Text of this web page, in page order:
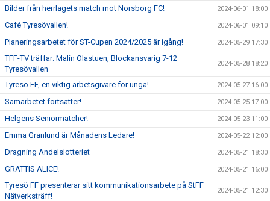
Bilder från herrlagets match mot Norsborg FC! 2024-06-01 18:00
Café Tyresövallen! 2024-06-01 09:10
Planeringsarbetet för ST-Cupen 2024/2025 är igång! 2024-05-29 17:30
TFF-TV träffar: Malin Olastuen, Blockansvarig 7-12
Tyresövallen
2024-05-28 18:20
Tyresö FF, en viktig arbetsgivare för unga! 2024-05-27 16:00
Samarbetet fortsätter! 2024-05-25 17:00
Helgens Seniormatcher! 2024-05-23 11:00
Emma Granlund är Månadens Ledare! 2024-05-22 12:00
Dragning Andelslotteriet 2024-05-21 18:30
GRATTIS ALICE! 2024-05-21 16:00
Tyresö FF presenterar sitt kommunikationsarbete på StFF
Nätverksträff!
2024-05-21 12:30